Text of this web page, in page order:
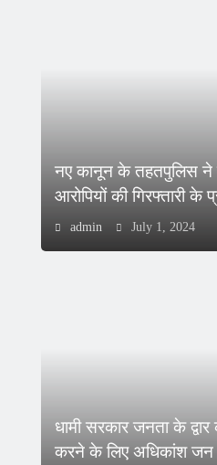
नए कानून के तहतपुलिस ने
आरोपियों की गिरफ्तारी के
admin July 1, 2024
धामी सरकार जनता के
करने के लिए अधिकांश जन